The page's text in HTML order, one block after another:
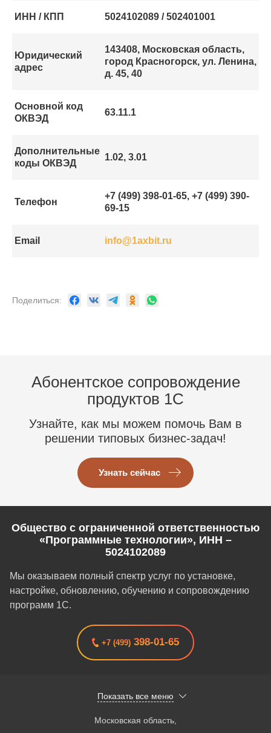
ИНН / КПП 5024102089 / 502401001
Юридический
адрес
143408, Московская область,
город Красногорск, ул. Ленина,
д. 45, 40
Основной код
ОКВЭД
63.11.1
Дополнительные
коды ОКВЭД
1.02, 3.01
Телефон
+7 (499) 398-01-65, +7 (499) 390-
69-15
Email info@1axbit.ru
Поделиться:
Абонентское сопровождение
продуктов 1C
Узнайте, как мы можем помочь Вам в
решении типовых бизнес-задач!
Узнать сейчас
Общество с ограниченной ответственностью
«Программные технологии», ИНН –
5024102089
Мы оказываем полный спектр услуг по установке,
настройке, обновлению, обучению и сопровождению
программ 1С.
+7 (499) 398-01-65
Показать все меню
Московская область